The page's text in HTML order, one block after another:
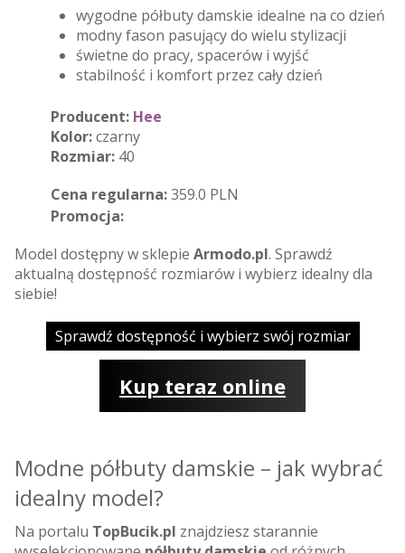
wygodne półbuty damskie idealne na co dzień
modny fason pasujący do wielu stylizacji
świetne do pracy, spacerów i wyjść
stabilność i komfort przez cały dzień
Producent: Hee
Kolor:czarny
Rozmiar: 40
Cena regularna:359.0 PLN
Promocja:
Model dostępny w sklepie Armodo.pl. Sprawdź
aktualną dostępność rozmiarów i wybierz idealny dla
siebie!
Sprawdź dostępność i wybierz swój rozmiar
Kup teraz online
Modne półbuty damskie – jak wybrać
idealny model?
Na portalu TopBucik.pl znajdziesz starannie